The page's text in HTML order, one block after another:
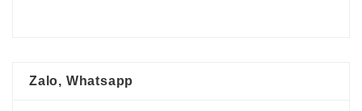
Zalo, Whatsapp